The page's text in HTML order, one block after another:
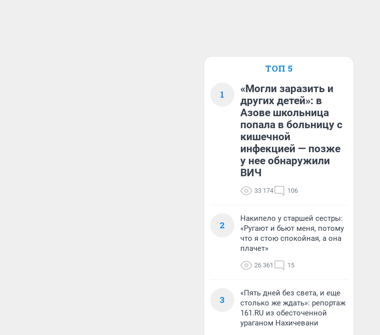
ТОП 5
1
«Могли заразить и
других детей»: в
Азове школьница
попала в больницу с
кишечной
инфекцией — позже
у нее обнаружили
ВИЧ
33 174 106
2
Накипело у старшей сестры:
«Ругают и бьют меня, потому
что я стою спокойная, а она
плачет»
26 361 15
3
«Пять дней без света, и еще
столько же ждать»: репортаж
161.RU из обесточенной
ураганом Нахичевани